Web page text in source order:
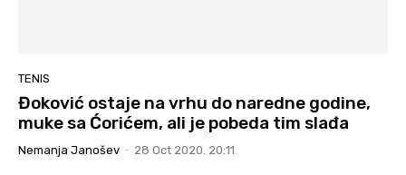
TENIS
Đoković ostaje na vrhu do naredne godine,
muke sa Ćorićem, ali je pobeda tim slađa
Nemanja Janošev - 28 Oct 2020. 20:11